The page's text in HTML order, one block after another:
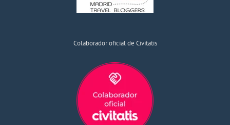
Colaborador oficial de Civitatis